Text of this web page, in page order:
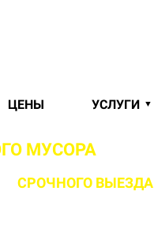
ЦЕНЫ УСЛУГИ
МУСОРА
СРОЧНОГО ВЫЕЗДА